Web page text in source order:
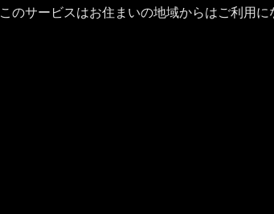
このサービスはお住まいの地域からはご利用に